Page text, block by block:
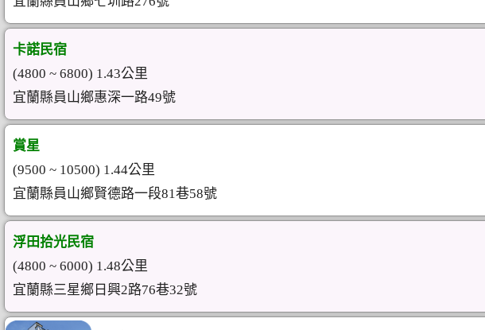
卡諾民宿
(4800 ~ 6800) 1.43公里
宜蘭縣員山鄉惠深一路49號
賞星
(9500 ~ 10500) 1.44公里
宜蘭縣員山鄉賢德路一段81巷58號
浮田拾光民宿
(4800 ~ 6000) 1.48公里
宜蘭縣三星鄉日興2路76巷32號